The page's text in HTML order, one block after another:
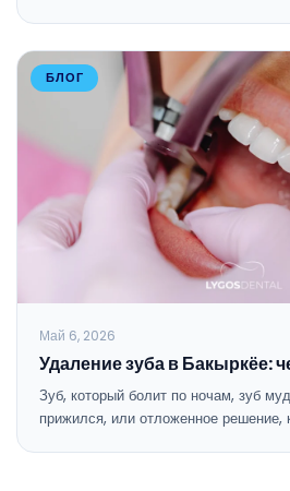
БЛОГ
Май 6, 2026
Удаление зуба в Бакыркёе:
Зуб, который болит по ночам, зуб
прижился, или отложенное решение,